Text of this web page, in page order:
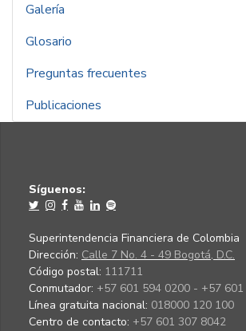
Galería
Glosario
Preguntas frecuentes
Publicaciones
Síguenos:
Superintendencia Financiera de Colombia
Dirección: Calle 7 No. 4 - 49 Bogotá, D.C.
Código postal: 111711
Conmutador: +57 601 594 0200 - +57
Línea gratuita nacional: 018000 120 100
Centro de contacto: +57 601 307 8042